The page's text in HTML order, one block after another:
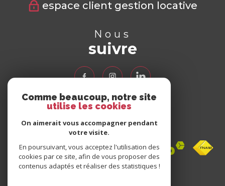
espace client gestion locative
Nous
suivre
Nous
adhérons
Comme beaucoup, notre site
utilise les cookies
On aimerait vous accompagner pendant
votre visite.
En poursuivant, vous acceptez l'utilisation des
cookies par ce site, afin de vous proposer des
contenus adaptés et réaliser des statistiques !